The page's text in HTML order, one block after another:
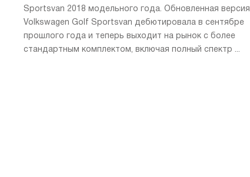
Sportsvan 2018 модельного года. Обновленная версия
Volkswagen Golf Sportsvan дебютировала в сентябре
прошлого года и теперь выходит на рынок с более
стандартным комплектом, включая полный спектр ...